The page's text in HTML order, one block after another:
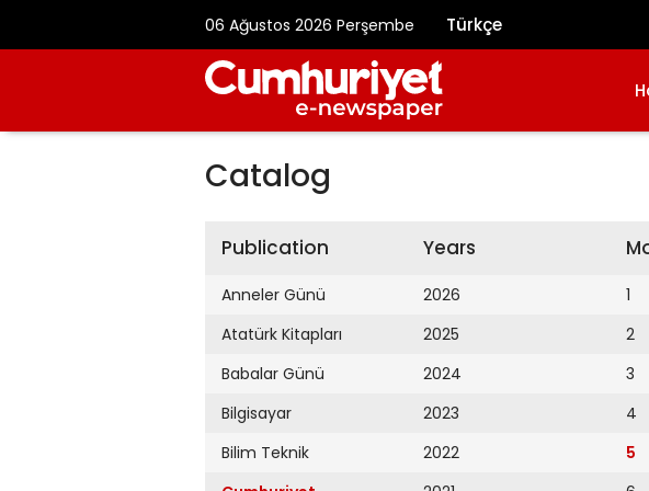
06 Ağustos 2026 Perşembe Türkçe
Catalog
Publication
Anneler Günü
Atatürk Kitapları
Babalar Günü
Bilgisayar
Bilim Teknik
Years
2026
2025
2024
2023
2022
1
2
3
4
5